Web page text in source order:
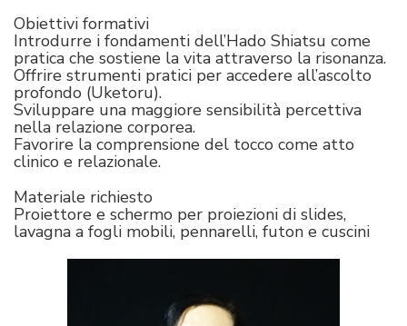
Obiettivi formativi
Introdurre i fondamenti dell’Hado Shiatsu come
pratica che sostiene la vita attraverso la risonanza.
Offrire strumenti pratici per accedere all’ascolto
profondo (Uketoru).
Sviluppare una maggiore sensibilità percettiva
nella relazione corporea.
Favorire la comprensione del tocco come atto
clinico e relazionale.
Materiale richiesto
Proiettore e schermo per proiezioni di slides,
lavagna a fogli mobili, pennarelli, futon e cuscini